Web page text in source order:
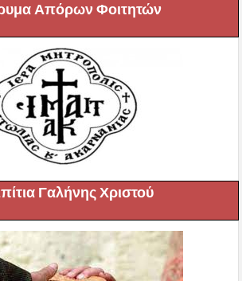
Απόρων Φοιτητών
Γαλήνης Χριστού